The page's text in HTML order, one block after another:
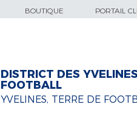
BOUTIQUE PORTAIL
DISTRICT DES
FOOTBALL
YVELINES, TERRE DE